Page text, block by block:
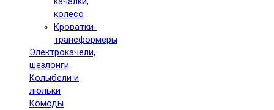
колесо
Кроватки-
трансформеры
Электрокачели,
шезлонги
Колыбели и
люльки
Комоды